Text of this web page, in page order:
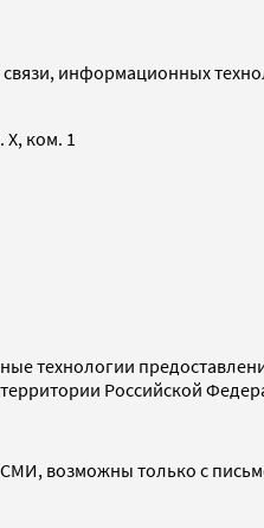
информационных
ком. 1
Российской
возможны только с